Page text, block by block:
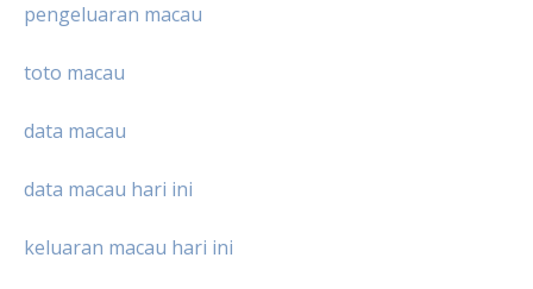
pengeluaran macau
toto macau
data macau
data macau hari ini
keluaran macau hari ini